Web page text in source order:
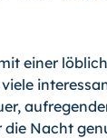
einer
die Nacht